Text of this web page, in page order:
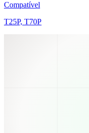
Compatível
T25P, T70P